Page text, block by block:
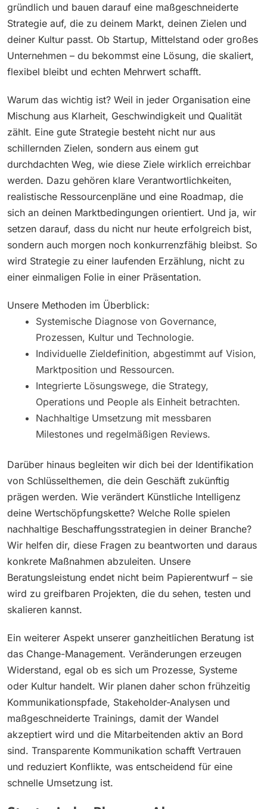
gründlich und bauen darauf eine maßgeschneiderte
Strategie auf, die zu deinem Markt, deinen Zielen und
deiner Kultur passt. Ob Startup, Mittelstand oder großes
Unternehmen – du bekommst eine Lösung, die skaliert,
flexibel bleibt und echten Mehrwert schafft.
Warum das wichtig ist? Weil in jeder Organisation eine
Mischung aus Klarheit, Geschwindigkeit und Qualität
zählt. Eine gute Strategie besteht nicht nur aus
schillernden Zielen, sondern aus einem gut
durchdachten Weg, wie diese Ziele wirklich erreichbar
werden. Dazu gehören klare Verantwortlichkeiten,
realistische Ressourcenpläne und eine Roadmap, die
sich an deinen Marktbedingungen orientiert. Und ja, wir
setzen darauf, dass du nicht nur heute erfolgreich bist,
sondern auch morgen noch konkurrenzfähig bleibst. So
wird Strategie zu einer laufenden Erzählung, nicht zu
einer einmaligen Folie in einer Präsentation.
Unsere Methoden im Überblick:
Systemische Diagnose von Governance,
Prozessen, Kultur und Technologie.
Individuelle Zieldefinition, abgestimmt auf Vision,
Marktposition und Ressourcen.
Integrierte Lösungswege, die Strategy,
Operations und People als Einheit betrachten.
Nachhaltige Umsetzung mit messbaren
Milestones und regelmäßigen Reviews.
Darüber hinaus begleiten wir dich bei der Identifikation
von Schlüsselthemen, die dein Geschäft zukünftig
prägen werden. Wie verändert Künstliche Intelligenz
deine Wertschöpfungskette? Welche Rolle spielen
nachhaltige Beschaffungsstrategien in deiner Branche?
Wir helfen dir, diese Fragen zu beantworten und daraus
konkrete Maßnahmen abzuleiten. Unsere
Beratungsleistung endet nicht beim Papierentwurf – sie
wird zu greifbaren Projekten, die du sehen, testen und
skalieren kannst.
Ein weiterer Aspekt unserer ganzheitlichen Beratung ist
das Change-Management. Veränderungen erzeugen
Widerstand, egal ob es sich um Prozesse, Systeme
oder Kultur handelt. Wir planen daher schon frühzeitig
Kommunikationspfade, Stakeholder-Analysen und
maßgeschneiderte Trainings, damit der Wandel
akzeptiert wird und die Mitarbeitenden aktiv an Bord
sind. Transparente Kommunikation schafft Vertrauen
und reduziert Konflikte, was entscheidend für eine
schnelle Umsetzung ist.